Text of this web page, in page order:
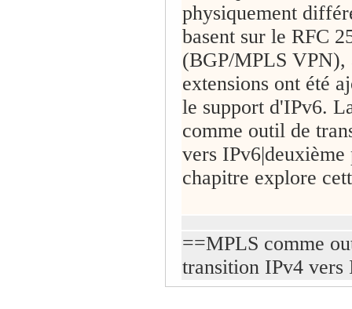
physiquement
basent sur le RFC
(BGP/MPLS VPN),
extensions ont été
le support d'IPv6.
comme outil de
vers
chapitre explore
==MPLS comme
transition IPv4 vers